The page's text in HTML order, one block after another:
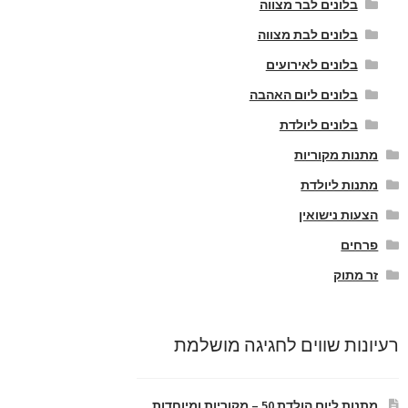
בלונים לבר מצווה
בלונים לבת מצווה
בלונים לאירועים
בלונים ליום האהבה
בלונים ליולדת
מתנות מקוריות
מתנות ליולדת
הצעות נישואין
פרחים
זר מתוק
רעיונות שווים לחגיגה מושלמת